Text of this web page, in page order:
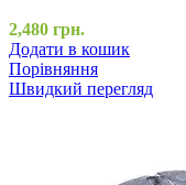
2,480 грн.
Додати в кошик
Порівняння
Швидкий перегляд